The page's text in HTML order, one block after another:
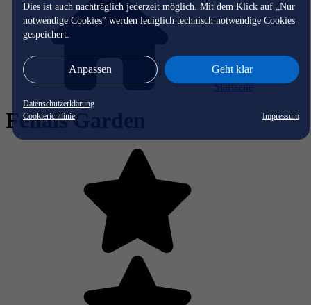
Dies ist auch nachträglich jederzeit möglich. Mit dem Klick auf „Nur
notwendige Cookies” werden lediglich technisch notwendige Cookies
gespeichert.
Anpassen Geht klar
Datenschutzerklärung
Cookierichtlinie
Impressum
Startseite
Fenals Garden